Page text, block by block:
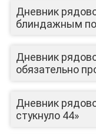
ЛИЦА
Дневник
блиндажным
Дневник
обязательно
Дневник
стукнуло 44»